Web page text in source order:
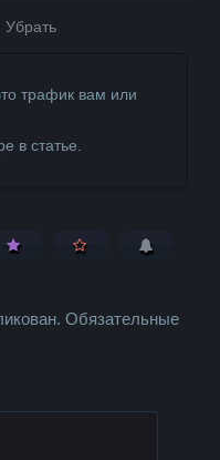
Убрать
трафик вам или
в статье.
Обязательные